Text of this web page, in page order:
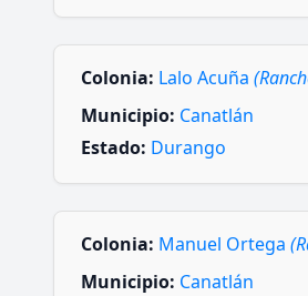
Colonia: Lalo Acuña
Municipio: Canatlán
Estado: Durango
Colonia: Manuel Ortega
Municipio: Canatlán